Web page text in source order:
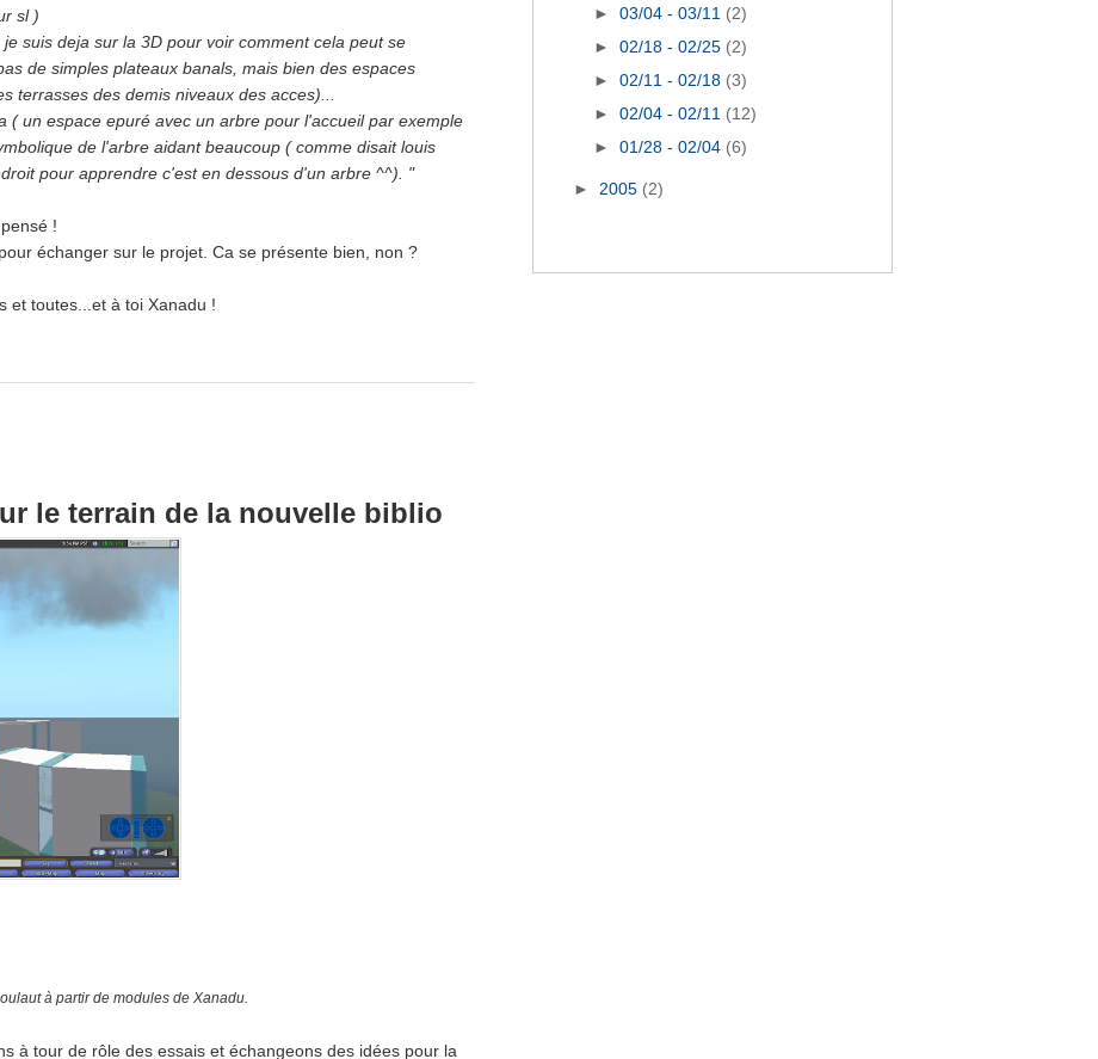
sl )
suis deja sur la 3D pour voir comment cela peut se
de simples plateaux banals, mais bien des espaces
terrasses des demis niveaux des acces)...
( un espace epuré avec un arbre pour l'accueil par exemple
de l'arbre aidant beaucoup ( comme disait louis
pour apprendre c'est en dessous d'un arbre ^^). "
!
échanger sur le projet. Ca se présente bien, non ?
et toutes...et à toi Xanadu !
le terrain de la nouvelle biblio
à partir de modules de Xanadu.
à tour de rôle des essais et échangeons des idées pour la
► 03/04 - 03/11 (2)
► 02/18 - 02/25 (2)
► 02/11 - 02/18 (3)
► 02/04 - 02/11 (12)
► 01/28 - 02/04 (6)
► 2005 (2)